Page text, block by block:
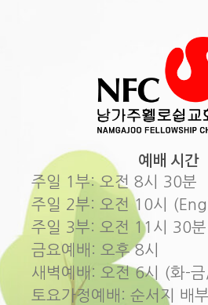
예배 시간
주일 1부: 오전 8시 30분
주일 2부: 오전 10시
주일 3부: 오전 11시 30분
금요예배: 오후 8시
새벽예배: 오전 6시 (화-
토요가정예배: 순서지 배부